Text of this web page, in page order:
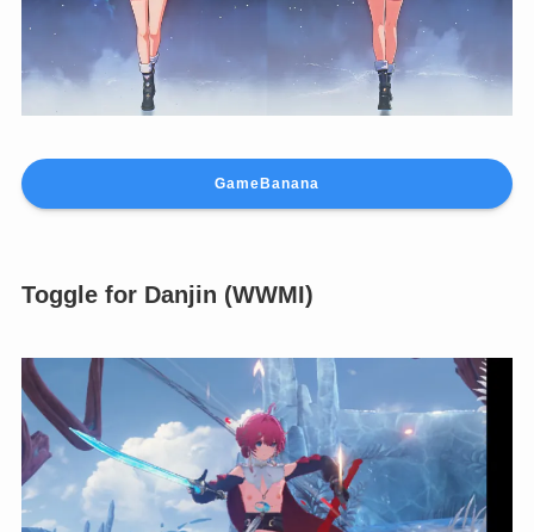
GameBanana
Toggle for Danjin (WWMI)